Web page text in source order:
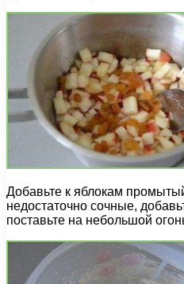
Добавьте к яблокам
недостаточно сочные,
поставьте на небольшой